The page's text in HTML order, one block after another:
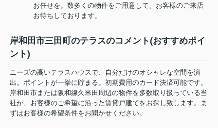
お任せを。数多くの物件をご用意して、お客様のご来店
お待ちしております。
岸和田市三田町のテラスのコメント(おすすめポイ
ント)
ニーズの高いテラスハウスで、自分だけのオシャレな空間を演
出。ポイントが一挙に貯まる。初期費用のカード決済可能です。
岸和田市または阪和線久米田周辺の物件を多数取り扱っている当
社が、お客様のご希望に沿った賃貸戸建てをお探し致します。ま
ずはお客様の希望条件をお聞かせください。